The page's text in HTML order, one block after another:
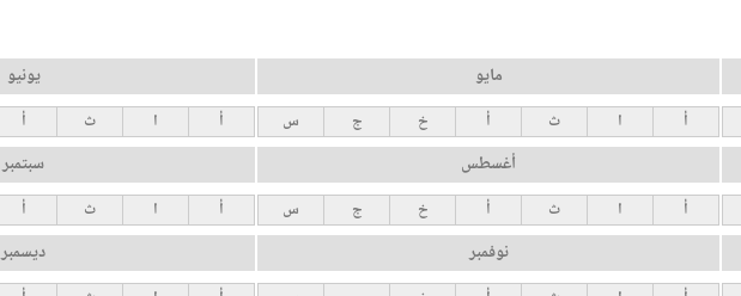
مايو
أ ا ث أ خ ج س
يونيو
أ ا ث أ
أغسطس
أ ا ث أ خ ج س
سبتمبر
أ ا ث أ
نوفمبر ديسمبر